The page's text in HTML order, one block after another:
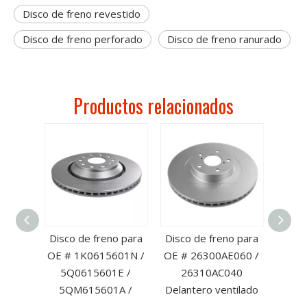
Disco de freno revestido
Disco de freno perforado
Disco de freno ranurado
Productos relacionados
Disco de freno para
OE # 1K0615601N /
5Q0615601E /
5QM615601A /
Disco de freno para
OE # 26300AE060 /
26310AC040
Delantero ventilado